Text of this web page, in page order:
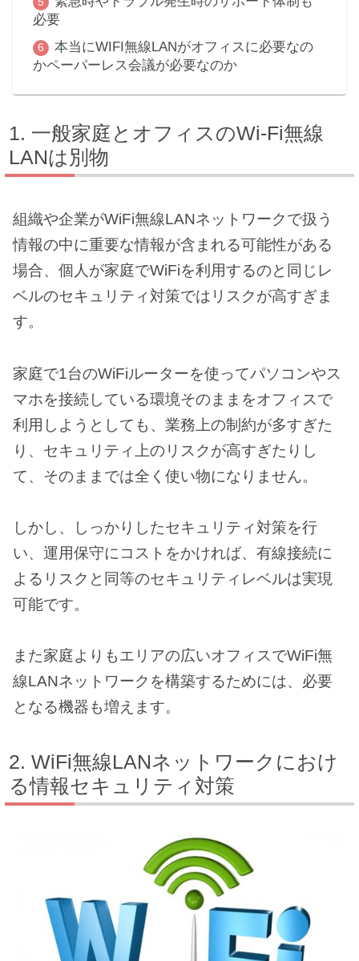
必要
本当にWIFI無線LANがオフィスに必要なの
かペーパーレス会議が必要なのか
一般家庭とオフィスのWi-Fi無線
LANは別物
組織や企業がWiFi無線LANネットワークで扱う
情報の中に重要な情報が含まれる可能性がある
場合、個人が家庭でWiFiを利用するのと同じレ
ベルのセキュリティ対策ではリスクが高すぎま
す。
家庭で1台のWiFiルーターを使ってパソコンやス
マホを接続している環境そのままをオフィスで
利用しようとしても、業務上の制約が多すぎた
り、セキュリティ上のリスクが高すぎたりし
て、そのままでは全く使い物になりません。
しかし、しっかりしたセキュリティ対策を行
い、運用保守にコストをかければ、有線接続に
よるリスクと同等のセキュリティレベルは実現
可能です。
また家庭よりもエリアの広いオフィスでWiFi無
線LANネットワークを構築するためには、必要
となる機器も増えます。
WiFi無線LANネットワークにおけ
る情報セキュリティ対策